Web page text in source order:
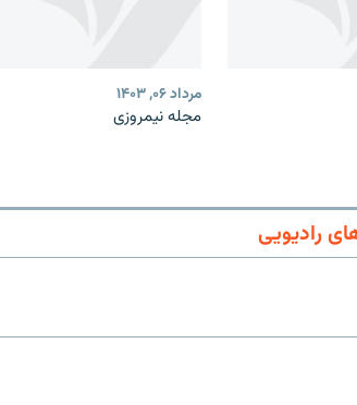
مرداد ۰۶, ۱۴۰۳
مجله نیمروزی
رادیویی